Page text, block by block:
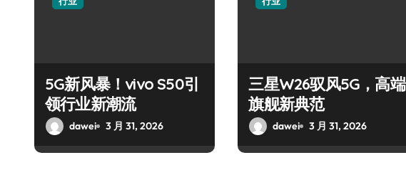
5G新风暴！vivo S50引
领行业新潮流
dawei 3 月 31, 2026
三星W26驭风5G，高端
旗舰新典范
dawei 3 月 31, 2026